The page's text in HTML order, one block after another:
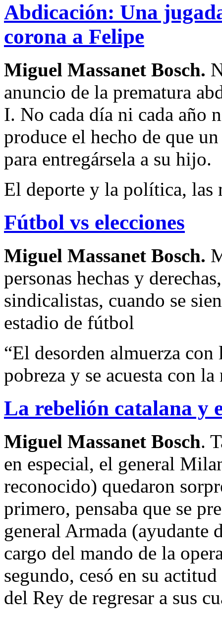
Abdicación: Una
corona a Felipe
Miguel Massanet Bosch.
anuncio de la prematura
I. No cada día ni cada año
produce el hecho de que
para entregársela a su hijo.
El deporte y la política, las
Fútbol vs elecciones
Miguel Massanet Bosch.
personas hechas y
sindicalistas, cuando se
estadio de fútbol
“El desorden almuerza
pobreza y se acuesta con la
La rebelión catalana y
Miguel Massanet Bosch.
en especial, el general
reconocido) quedaron
primero, pensaba que se
general Armada (ayudante
cargo del mando de la
segundo, cesó en su
del Rey de regresar a sus